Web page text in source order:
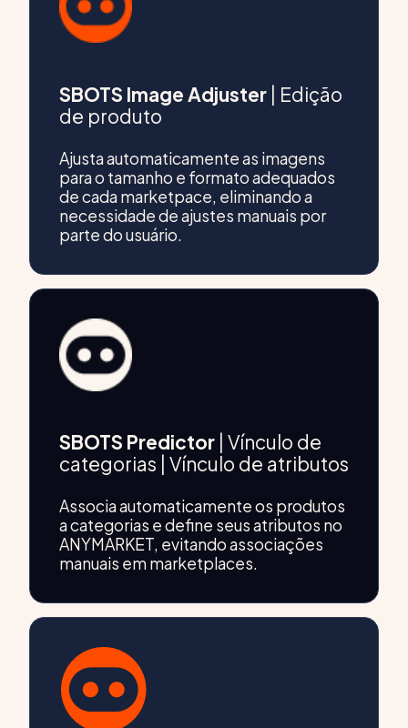
SBOTS Image Adjuster | Edição
de produto
Ajusta automaticamente as imagens
para o tamanho e formato adequados
de cada marketpace, eliminando a
necessidade de ajustes manuais por
parte do usuário.
SBOTS Predictor | Vínculo de
categorias | Vínculo de atributos
Associa automaticamente os produtos
a categorias e define seus atributos no
ANYMARKET, evitando associações
manuais em marketplaces.